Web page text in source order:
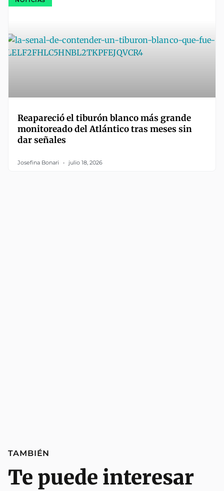
Reapareció el tiburón blanco más grande
monitoreado del Atlántico tras meses sin
dar señales
Josefina Bonari julio 18, 2026
TAMBIÉN
Te puede interesar